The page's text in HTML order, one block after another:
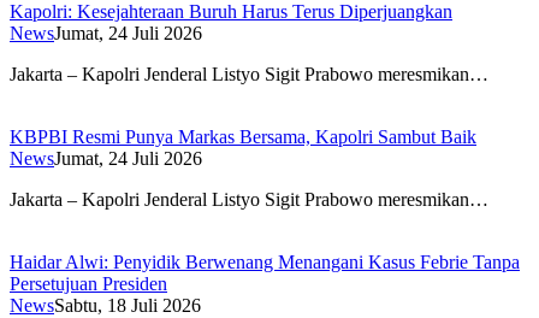
Kapolri: Kesejahteraan Buruh Harus Terus Diperjuangkan
NewsJumat, 24 Juli 2026
Jakarta – Kapolri Jenderal Listyo Sigit Prabowo meresmikan…
KBPBI Resmi Punya Markas Bersama, Kapolri Sambut Baik
NewsJumat, 24 Juli 2026
Jakarta – Kapolri Jenderal Listyo Sigit Prabowo meresmikan…
Haidar Alwi: Penyidik Berwenang Menangani Kasus Febrie Tanpa
Persetujuan Presiden
NewsSabtu, 18 Juli 2026